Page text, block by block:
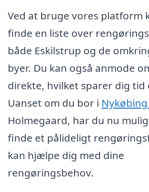
Ved at bruge vores platform
finde en liste over
både Eskilstrup og de
byer. Du kan også anmode
direkte, hvilket sparer dig tid
Uanset om du bor i
Holmegaard, har du nu
finde et pålideligt
kan hjælpe dig med dine
rengøringsbehov.